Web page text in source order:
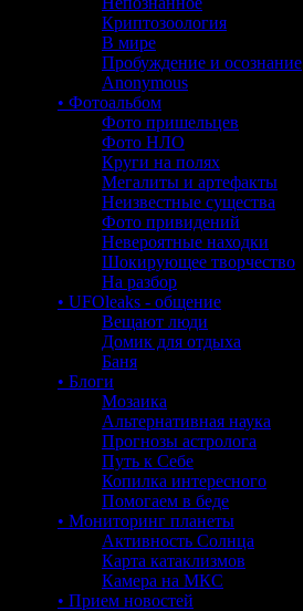
Криптозоология
В мире
Пробуждение и осознание
Anonymous
• Фотоальбом
Фото пришельцев
Фото НЛО
Круги на полях
Мегалиты и артефакты
Неизвестные существа
Фото привидений
Невероятные находки
Шокирующее творчество
На разбор
• UFOleaks - общение
Вещают люди
Домик для отдыха
Баня
• Блоги
Мозаика
Альтернативная наука
Прогнозы астролога
Путь к Себе
Копилка интересного
Помогаем в беде
• Мониторинг планеты
Активность Солнца
Карта катаклизмов
Камера на МКС
• Прием новостей